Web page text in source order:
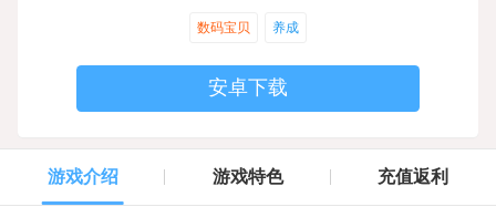
数码宝贝 养成
安卓下载
游戏介绍 游戏特色 充值返利